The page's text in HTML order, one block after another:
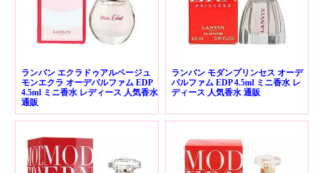
ランバン エクラドゥアルページュ
モンエクラ オーデパルファム EDP
4.5ml ミニ香水 レディース 人気香水
通販
ランバン モダンプリンセス オーデ
パルファム EDP 4.5ml ミニ香水 レ
ディース 人気香水 通販